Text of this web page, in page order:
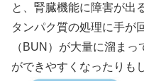
と、腎臓機能に障害が出
タンパク質の処理に手が
（BUN）が大量に溜ま
ができやすくなったりも